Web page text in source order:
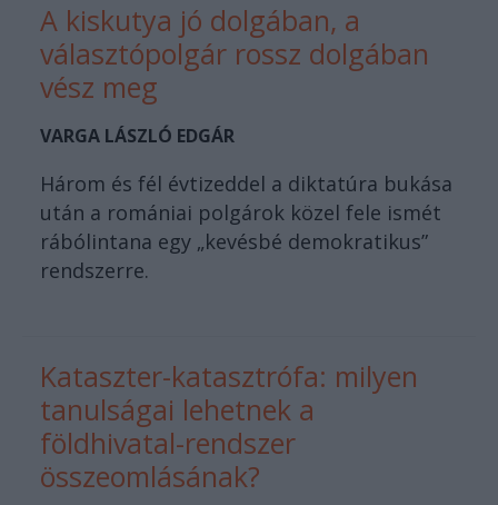
A kiskutya jó dolgában, a
választópolgár rossz dolgában
vész meg
VARGA LÁSZLÓ EDGÁR
Három és fél évtizeddel a diktatúra bukása
után a romániai polgárok közel fele ismét
rábólintana egy „kevésbé demokratikus”
rendszerre.
Kataszter-katasztrófa: milyen
tanulságai lehetnek a
földhivatal-rendszer
összeomlásának?